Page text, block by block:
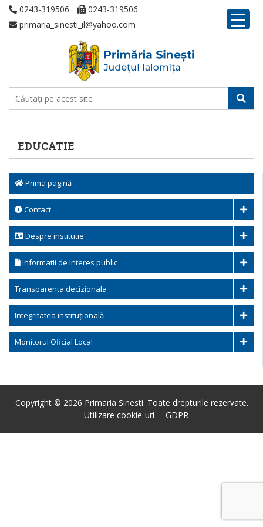
0243-319506
0243-319506
primaria_sinesti_il@yahoo.com
EDUCATIE
Prima pagină
Contact
Despre institutie
Informatii de interes public
Transparenta decizionala
Integritatea instituțională
Monitorul Oficial Local
Copyright © 2026 Primaria Sinesti. Toate drepturile rezervate.
Utilizare cookie-uri
GDPR